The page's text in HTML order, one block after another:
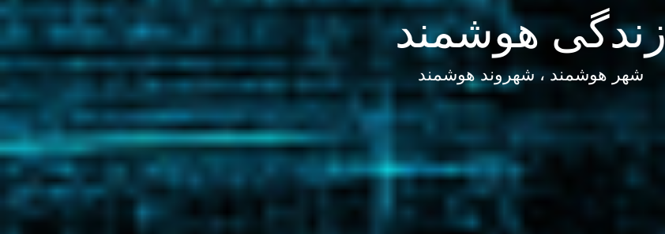
زندگی هوشمند
شهر هوشمند ، شهروند هوشمند